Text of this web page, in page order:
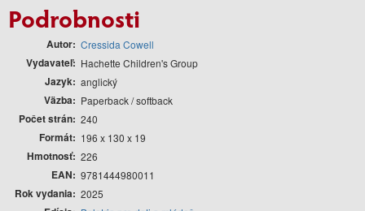
Podrobnosti
Autor Cressida Cowell
Vydavateľ Hachette Children's Group
Jazyk anglický
Väzba Paperback / softback
Počet strán 240
Formát 196 x 130 x 19
Hmotnosť 226
EAN 9781444980011
Rok vydania 2025